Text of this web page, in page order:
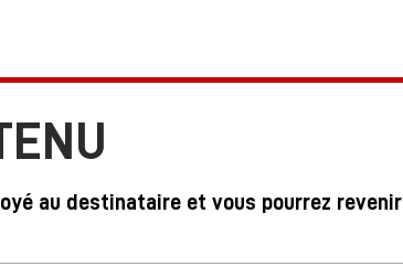
au destinataire et vous pourrez revenir